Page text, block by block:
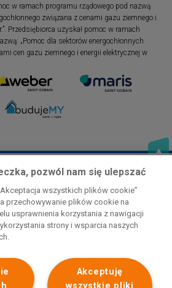
Skontaktuj się z nami
w ramach programu rządowego pod nazwą
związana z cenami gazu ziemnego i
Przedsiębiorca uzyskał pomoc w ramach
„Pomoc dla sektorów energochłonnych
cen gazu ziemnego i energii elektrycznej w
pozwól nam się ulepszać
wszystkich plików cookie”
przechowywanie plików cookie na
usprawnienia korzystania z nawigacji
strony i wsparcia naszych
Akceptuję
wszystkie pliki